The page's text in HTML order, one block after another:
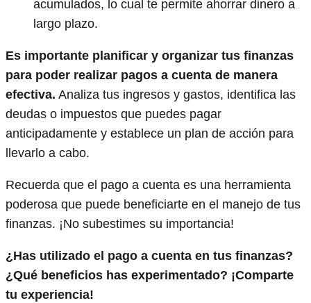
acumulados, lo cual te permite ahorrar dinero a
largo plazo.
Es importante planificar y organizar tus finanzas
para poder realizar pagos a cuenta de manera
efectiva. Analiza tus ingresos y gastos, identifica las
deudas o impuestos que puedes pagar
anticipadamente y establece un plan de acción para
llevarlo a cabo.
Recuerda que el pago a cuenta es una herramienta
poderosa que puede beneficiarte en el manejo de tus
finanzas. ¡No subestimes su importancia!
¿Has utilizado el pago a cuenta en tus finanzas?
¿Qué beneficios has experimentado? ¡Comparte
tu experiencia!